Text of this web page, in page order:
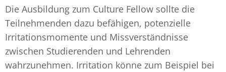
Die Ausbildung zum Culture Fellow sollte die
Teilnehmenden dazu befähigen, potenzielle
Irritationsmomente und Missverständnisse
zwischen Studierenden und Lehrenden
wahrzunehmen. Irritation könne zum Beispiel bei